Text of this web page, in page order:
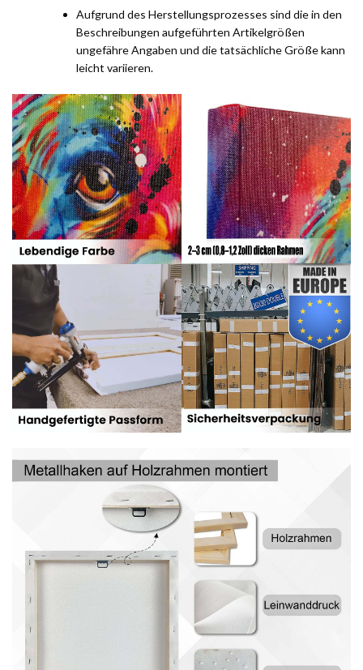
Aufgrund des Herstellungsprozesses sind die in den
Beschreibungen aufgeführten Artikelgrößen
ungefähre Angaben und die tatsächliche Größe kann
leicht variieren.